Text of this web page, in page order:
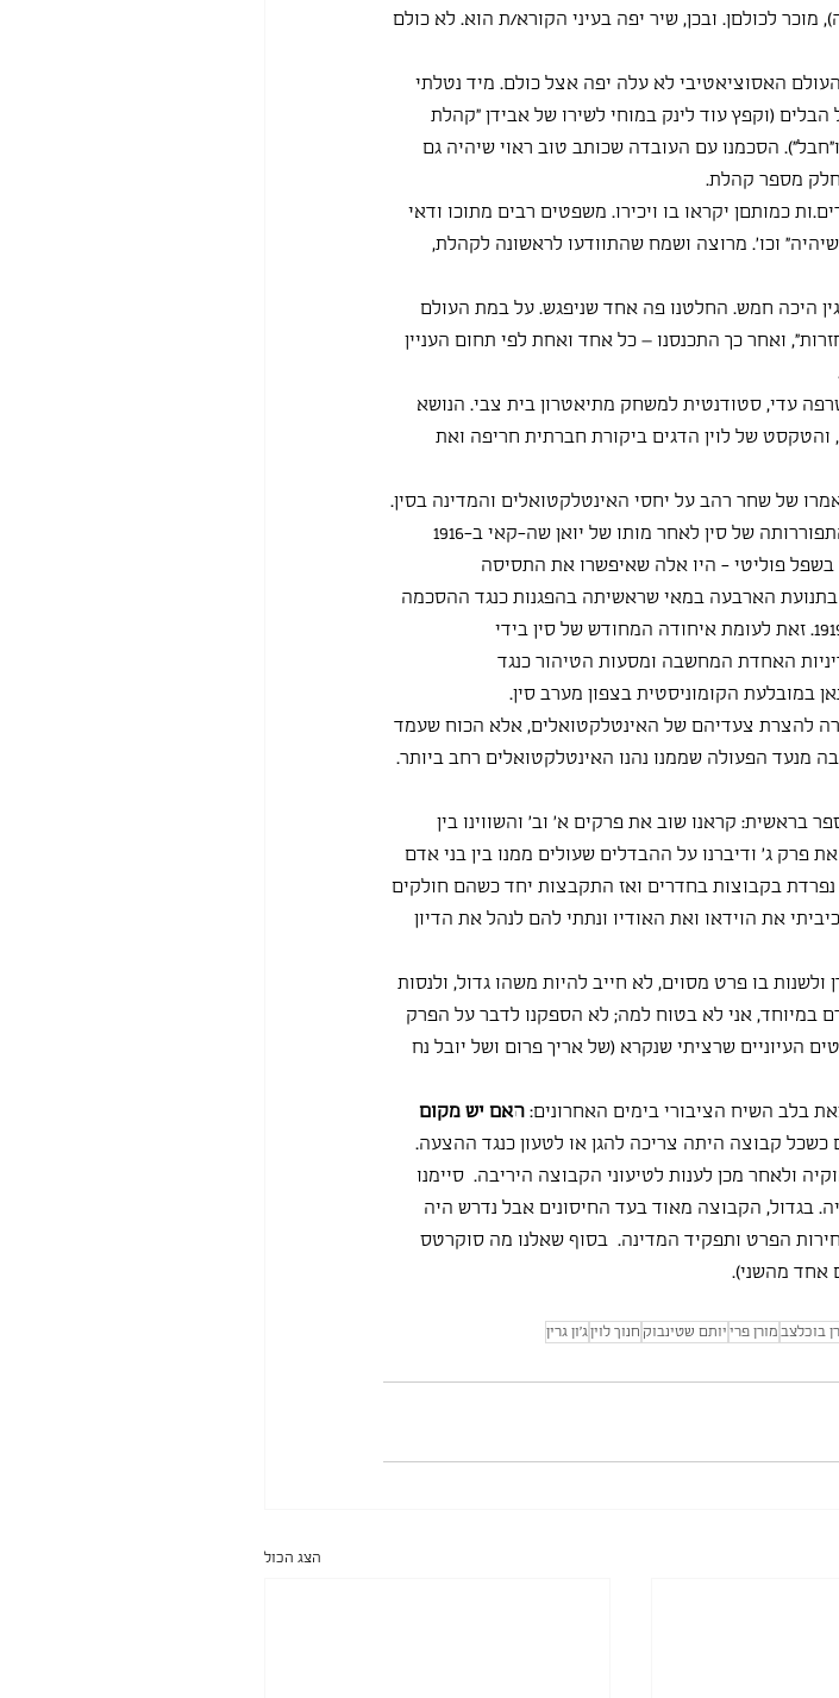
לכולםן. ובכן, שיר יפה בעיני הקורא/ת הוא. לא כולם
האסוציאטיבי לא עלה יפה אצל כולם. מיד נטלתי
(וקפץ עוד לינק במוחי לשירו של אבידן "קהלת
הסכמנו עם העובדה שכותב טוב ראוי שיהיה גם
חלק מספר קהלת.
כמותםן יקראו בו ויכירו. משפטים רבים מתוכו ודאי
וכו'. מרוצה ושמח שהתוודעו לראשונה לקהלת,
היכה חמש. החלטנו פה אחד שניפגש. על במת העולם
ואחר כך התכנסנו – כל אחד ואחת לפי תחום העניין
עדי, סטודנטית למשחק מתיאטרון בית צבי. הנושא
של לוין הדגים ביקורת חברתית חריפה ואת
של שחר רהב על יחסי האינטלקטואלים והמדינה בסין.
בשפל פוליטי - היו אלה שאיפשרו את התסיסה
הארבעה במאי שראשיתה בהפגנות כנגד ההסכמה
לדרישות האימפריאליסטיות היפניות בהסכמי ורסאי ב-1919. זאת לעומת איחודה המחודש של סין בידי
האחדת המחשבה ומסעות הטיהור כנגד
במובלעת הקומוניסטית בצפון מערב סין.
להצרת צעדיהם של האינטלקטואלים, אלא הכוח שעמד
מנעד הפעולה שממנו נהנו האינטלקטואלים רחב ביותר.
בראשית: קראנו שוב את פרקים א' וב' והשווינו בין
פרק ג' ודיברנו על ההבדלים שעולים ממנו בין בני אדם
נפרדת בקבוצות בחדרים ואז התקבצות יחד כשהם חולקים
את הוידאו ואת האודיו ונתתי להם לנהל את הדיון
בו פרט מסוים, לא חייב להיות משהו גדול, ולנסות
במיוחד, אני לא בטוח למה; לא הספקנו לדבר על הפרק
העיוניים שרציתי שנקרא (של אריך פרום ושל יובל נח
בלב השיח הציבורי בימים האחרונים: האם יש מקום
כשכל קבוצה היתה צריכה להגן או לטעון כנגד ההצעה.
ולאחר מכן לענות לטיעוני הקבוצה היריבה.  סיימנו
בגדול, הקבוצה מאוד בעד החיסונים אבל נדרש היה
הפרט ותפקיד המדינה.  בסוף שאלנו מה סוקרטס
אחד מהשני).
בוכלצב מורן פרי יותם שטינבוק חנוך לויןג'ון גרין
הצג הכול